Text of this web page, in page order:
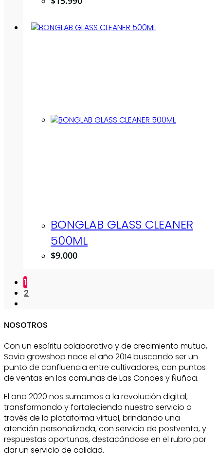
BONGLAB GLASS CLEANER
500ML
$9.000
1
2
NOSOTROS
Con un espíritu colaborativo y de crecimiento mutuo,
Savia growshop nace el año 2014 buscando ser un
punto de confluencia entre cultivadores, con puntos
de ventas en las comunas de Las Condes y Ñuñoa.
El año 2020 nos sumamos a la revolución digital,
transformando y fortaleciendo nuestro servicio a
través de la plataforma virtual, brindando una
atención personalizada, con servicio de postventa, y
respuestas oportunas, destacándose en el rubro por
dar un servicio de calidad.